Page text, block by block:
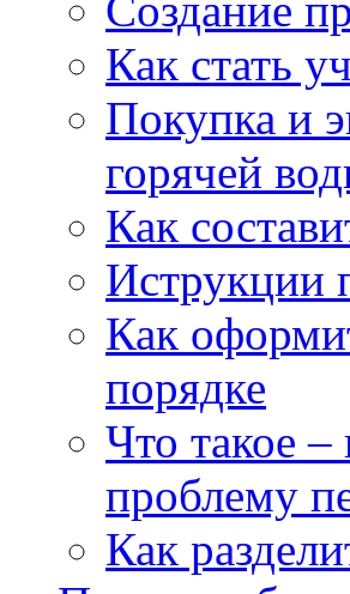
Как стать
Покупка и
горячей
Как
Иструкции
Как
порядке
Что такое
проблему
Как